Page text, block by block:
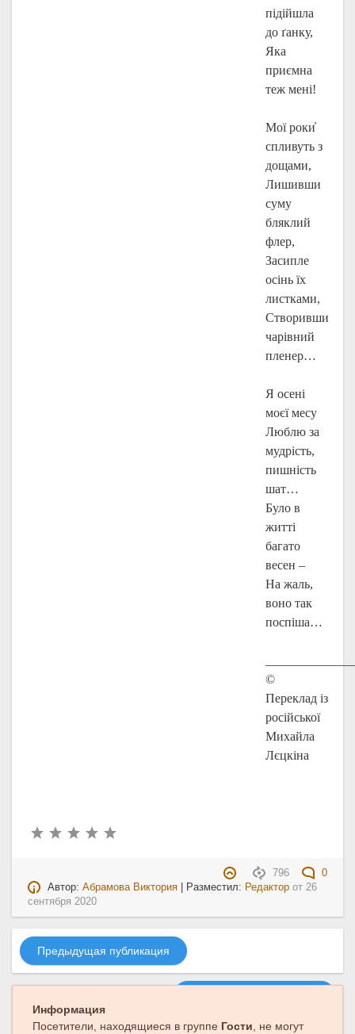
підійшла
до ґанку,
Яка
приємна
теж мені!
Мої роки҆
спливуть з
дощами,
Лишивши
суму
бляклий
флер,
Засипле
осінь їх
листками,
Створивши
чарівний
пленер…
Я осені
моєї месу
Люблю за
мудрість,
пишність
шат…
Було в
житті
багато
весен –
На жаль,
воно так
поспіша…
©
Переклад із
російської
Михайла
Лєцкіна
796
0
Автор:Абрамова Виктория | Разместил: Редактор от26
сентября 2020
Предыдущая публикация
Информация
Посетители, находящиеся в группе Гости, не могут